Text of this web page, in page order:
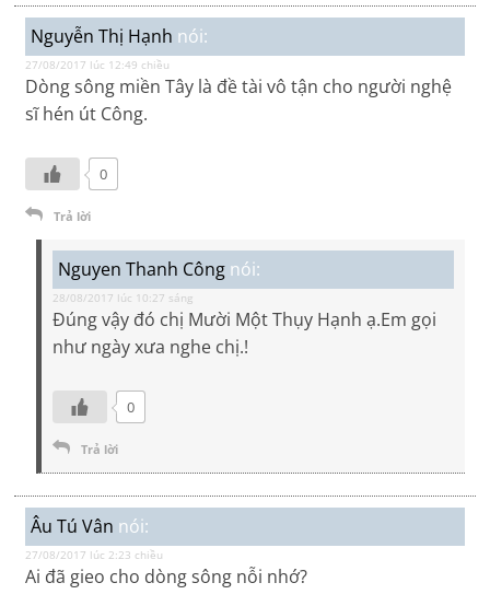
Nguyễn Thị Hạnh nói:
27/08/2017 lúc 12:49 chiều
Dòng sông miền Tây là đề tài vô tận cho người nghệ
sĩ hén út Công.
0
Trả lời
Nguyen Thanh Công nói:
28/08/2017 lúc 10:27 sáng
Đúng vậy đó chị Mười Một Thụy Hạnh ạ.Em gọi
như ngày xưa nghe chị.!
0
Trả lời
Âu Tú Vân nói:
27/08/2017 lúc 2:23 chiều
Ai đã gieo cho dòng sông nỗi nhớ?